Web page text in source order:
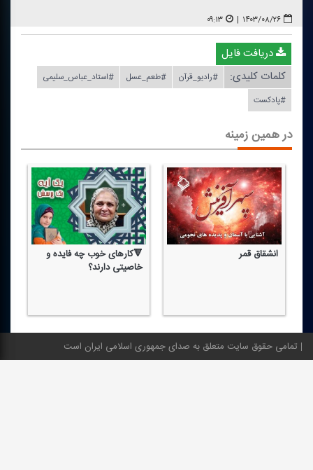
۱۴۰۳/۰۸/۲۶ | ۰۹:۱۳
دریافت فایل
کلمات کلیدی:
#رادیو_قرآن #طعم_عسل
#استاد_عباس_سلیمی
#پادكست
در همین زمینه
انشقاق قمر
🔻كارهای خوب چه فایده و
خاصیتی دارند؟
تمامی حقوق سایت متعلق به صدای جمهوری اسلامی ایران است